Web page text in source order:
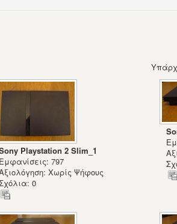
Playstation 2 Slim_1
Εμφανίσεις: 797
Χωρίς Ψήφους
0